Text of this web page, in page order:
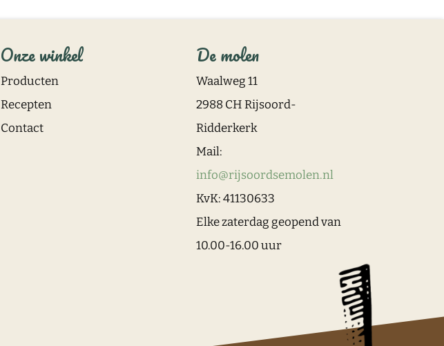
Onze winkel
Producten
Recepten
Contact
De molen
Waalweg 11
2988 CH Rijsoord-
Ridderkerk
Mail:
info@rijsoordsemolen.nl
KvK: 41130633
Elke zaterdag geopend van
10.00-16.00 uur